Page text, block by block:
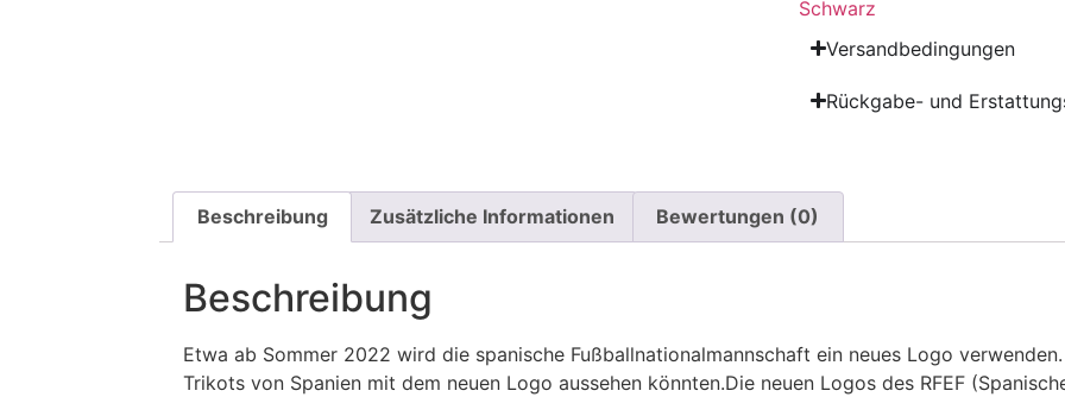
Schwarz
Versandbedingungen
Rückgabe- und
Beschreibung Zusätzliche Informationen Bewertungen (0)
Beschreibung
Etwa ab Sommer 2022 wird die spanische Fußballnationalmannschaft ein neues Logo
Trikots von Spanien mit dem neuen Logo aussehen könnten.Die neuen Logos des RFEF